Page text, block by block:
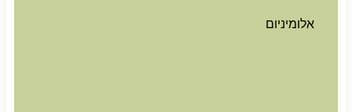
אלומיניום